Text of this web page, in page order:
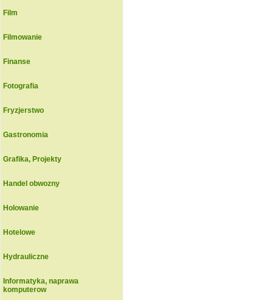
Film
Filmowanie
Finanse
Fotografia
Fryzjerstwo
Gastronomia
Grafika, Projekty
Handel obwozny
Holowanie
Hotelowe
Hydrauliczne
Informatyka, naprawa
komputerow